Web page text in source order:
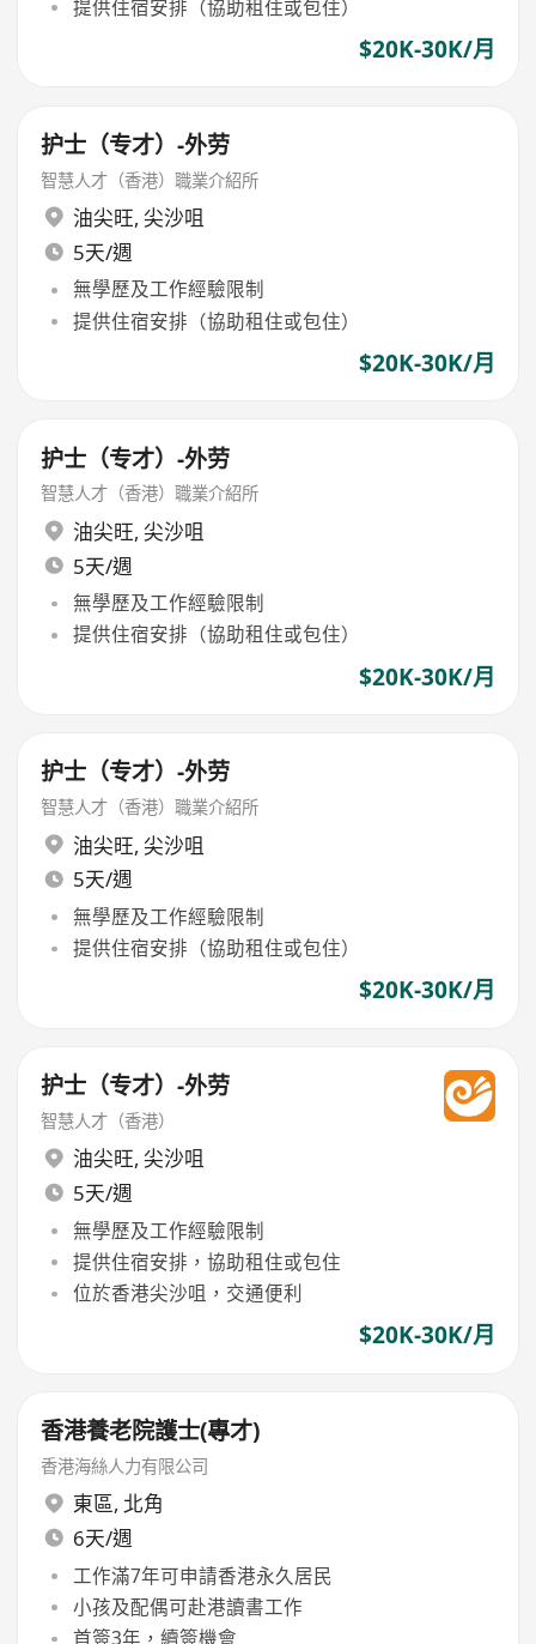
提供住宿安排（協助租住或包住）
$20K-30K/月
护士（专才）-外劳
智慧人才（香港）職業介紹所
油尖旺, 尖沙咀
5天/週
無學歷及工作經驗限制
提供住宿安排（協助租住或包住）
$20K-30K/月
护士（专才）-外劳
智慧人才（香港）職業介紹所
油尖旺, 尖沙咀
5天/週
無學歷及工作經驗限制
提供住宿安排（協助租住或包住）
$20K-30K/月
护士（专才）-外劳
智慧人才（香港）職業介紹所
油尖旺, 尖沙咀
5天/週
無學歷及工作經驗限制
提供住宿安排（協助租住或包住）
$20K-30K/月
护士（专才）-外劳
智慧人才（香港）
油尖旺, 尖沙咀
5天/週
無學歷及工作經驗限制
提供住宿安排，協助租住或包住
位於香港尖沙咀，交通便利
$20K-30K/月
香港養老院護士(專才)
香港海絲人力有限公司
東區, 北角
6天/週
工作滿7年可申請香港永久居民
小孩及配偶可赴港讀書工作
首簽3年，續簽機會